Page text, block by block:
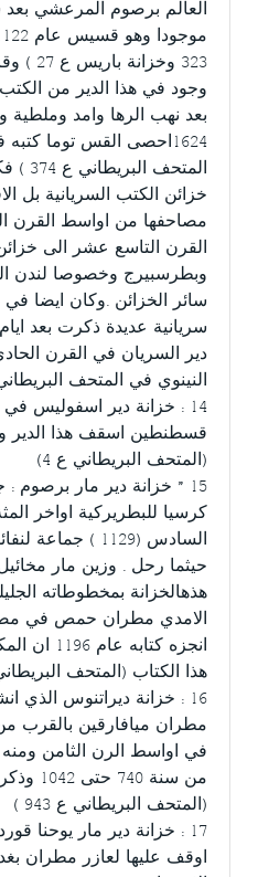
323
وجود في هذا الدير من
بعد نهب الرها وامد وملطية
خزائن الكتب السريانية بل
مصاحفها من اواسط القرن
القرن التاسع عشر الى
وبطرسبيرج وخصوصا لندن
سائر الخزائن .وكان ايضا في
سريانية عديدة ذكرت بعد
دير السريان في القرن
النينوي في المتحف البريطاني ع
14 : خزانة دير اسفوليس
(المتحف البريطاني ع 4)
15 ” خزانة دير مار
كرسيا للبطريركية اواخر
السادس (1129 )
حيثما رحل . وزين مار مخائيل
هذهالخزانة بمخطوطاته
الامدي مطران حمص في
انجزه
هذا الكتاب (المتحف
16 : خزانة ديراتنوس الذي
مطران ميافارقين بالقرب
في اواسط الرن الثامن
من سنة
(المتحف البريطاني ع 943 )
17 : خزانة دير مار يوحنا
اوقف عليها لعازر مطران